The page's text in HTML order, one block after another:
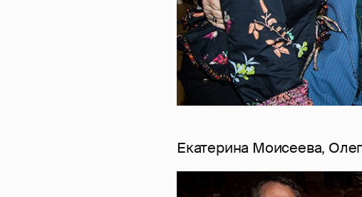
Екатерина Моисеева,